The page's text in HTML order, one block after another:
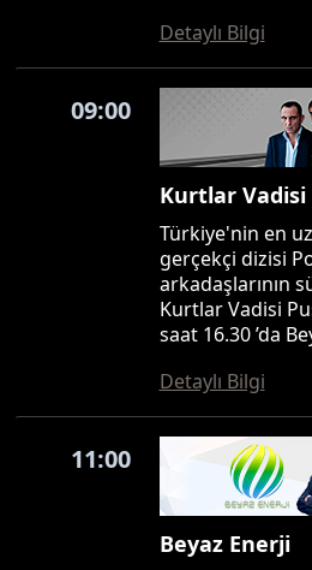
Detaylı Bilgi
09:00
Kurtlar Vadisi
Türkiye'nin en
gerçekçi dizisi
arkadaşlarının
Kurtlar Vadisi
saat 16.30 ’da
Detaylı Bilgi
11:00
Beyaz Enerji